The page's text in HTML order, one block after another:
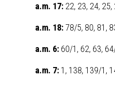
SYSTEMU
a.m. 17: 22, 23, 24, 25,
a.m. 18: 78/5, 80, 81,
a.m. 6: 60/1, 62, 63,
a.m. 7: 1, 138, 139/1,